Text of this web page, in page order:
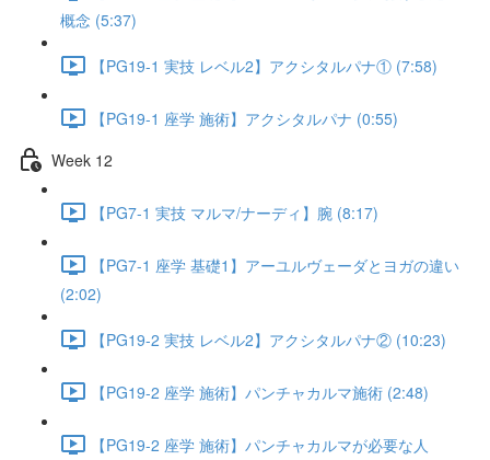
概念 (5:37)
【PG19-1 実技 レベル2】アクシタルパナ① (7:58)
【PG19-1 座学 施術】アクシタルパナ (0:55)
Week 12
【PG7-1 実技 マルマ/ナーディ】腕 (8:17)
【PG7-1 座学 基礎1】アーユルヴェーダとヨガの違い
(2:02)
【PG19-2 実技 レベル2】アクシタルパナ② (10:23)
【PG19-2 座学 施術】パンチャカルマ施術 (2:48)
【PG19-2 座学 施術】パンチャカルマが必要な人